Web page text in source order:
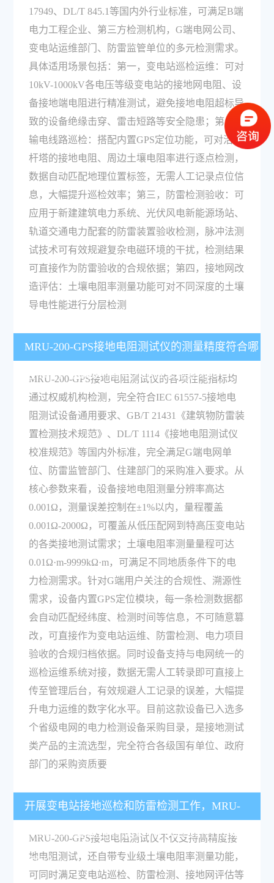
17949、DL/T 845.1等国内外行业标准，可满足B端
电力工程企业、第三方检测机构，G端电网公司、
变电站运维部门、防雷监管单位的多元检测需求。
具体适用场景包括：第一，变电站巡检运维：可对
10kV-1000kV各电压等级变电站的接地网电阻、设
备接地端电阻进行精准测试，避免接地电阻超标导
致的设备绝缘击穿、雷击短路等安全隐患；第二，
输电线路巡检：搭配内置GPS定位功能，可对沿线
杆塔的接地电阻、周边土壤电阻率进行逐点检测，
数据自动匹配地理位置标签，无需人工记录点位信
息，大幅提升巡检效率；第三，防雷检测验收：可
应用于新建建筑电力系统、光伏风电新能源场站、
轨道交通电力配套的防雷装置验收检测，脉冲法测
试技术可有效规避复杂电磁环境的干扰，检测结果
可直接作为防雷验收的合规依据；第四，接地网改
造评估：土壤电阻率测量功能可对不同深度的土壤
导电性能进行分层检测
MRU-200-GPS接地电阻测试仪的测量精度符合哪
些标准，能满足G端电力运维采购要求吗？
MRU-200-GPS接地电阻测试仪的各项性能指标均
通过权威机构检测，完全符合IEC 61557-5接地电
阻测试设备通用要求、GB/T 21431《建筑物防雷装
置检测技术规范》、DL/T 1114《接地电阻测试仪
校准规范》等国内外标准，完全满足G端电网单
位、防雷监管部门、住建部门的采购准入要求。从
核心参数来看，设备接地电阻测量分辨率高达
0.001Ω，测量误差控制在±1%以内，量程覆盖
0.001Ω-2000Ω，可覆盖从低压配网到特高压变电站
的各类接地测试需求；土壤电阻率测量量程可达
0.01Ω·m-9999kΩ·m，可满足不同地质条件下的电
力检测需求。针对G端用户关注的合规性、溯源性
需求，设备内置GPS定位模块，每一条检测数据都
会自动匹配经纬度、检测时间等信息，不可随意篡
改，可直接作为变电站运维、防雷检测、电力项目
验收的合规归档依据。同时设备支持与电网统一的
巡检运维系统对接，数据无需人工转录即可直接上
传至管理后台，有效规避人工记录的误差，大幅提
升电力运维的数字化水平。目前这款设备已入选多
个省级电网的电力检测设备采购目录，是接地测试
类产品的主流选型，完全符合各级国有单位、政府
部门的采购资质要
开展变电站接地巡检和防雷检测工作，MRU-
200-GPS接地电阻测试仪可以同时测量土壤电阻
率吗？
MRU-200-GPS接地电阻测试仪不仅支持高精度接
地电阻测试，还自带专业级土壤电阻率测量功能，
可同时满足变电站巡检、防雷检测、接地网评估等